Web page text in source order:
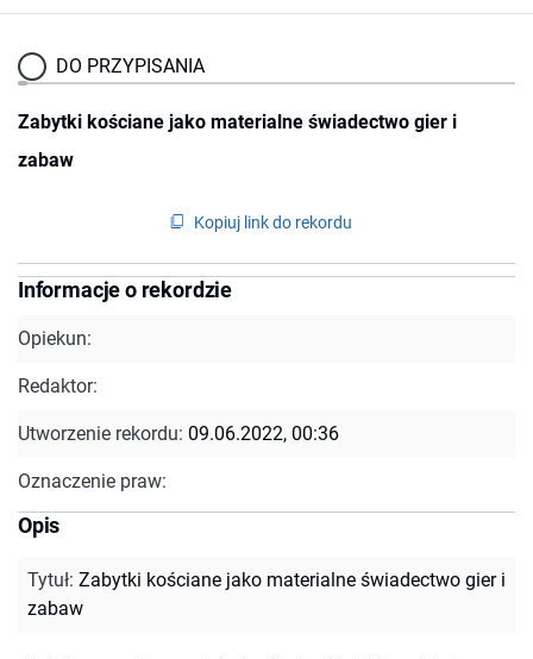
DO PRZYPISANIA
Zabytki kościane jako materialne świadectwo gier i
zabaw
Kopiuj link do rekordu
Informacje o rekordzie
Opiekun:
Redaktor:
Utworzenie rekordu: 09.06.2022, 00:36
Oznaczenie praw:
Opis
Tytuł: Zabytki kościane jako materialne świadectwo gier i
zabaw